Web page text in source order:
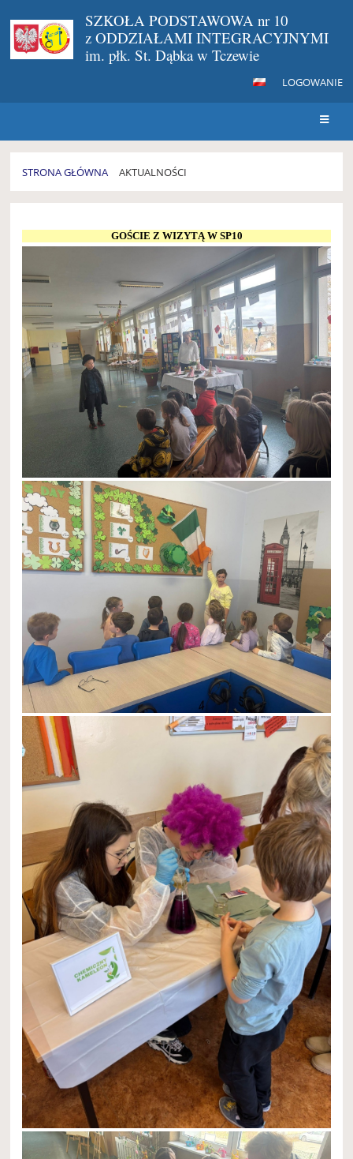
SZKOŁA PODSTAWOWA nr 10
z ODDZIAŁAMI INTEGRACYJNYMI
im. płk. St. Dąbka w Tczewie
LOGOWANIE
STRONA GŁÓWNA AKTUALNOŚCI
GOŚCIE Z WIZYTĄ W SP10